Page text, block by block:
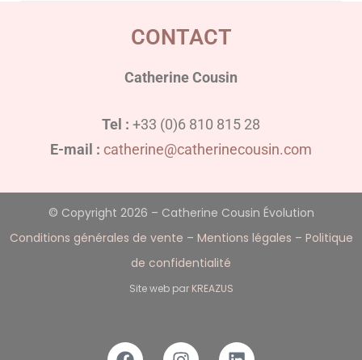
CONTACT
Catherine Cousin
Tel : +33 (0)6 810 815 28
E-mail : catherine@catherinecousin.com
© Copyright 2026 – Catherine Cousin Évolution
Conditions générales de vente – Mentions légales – Politique
de confidentialité
Site web par KREAZUS